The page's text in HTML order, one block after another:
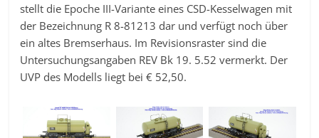
stellt die Epoche III-Variante eines CSD-Kesselwagen mit
der Bezeichnung R 8-81213 dar und verfügt noch über
ein altes Bremserhaus. Im Revisionsraster sind die
Untersuchungsangaben REV Bk 19. 5.52 vermerkt. Der
UVP des Modells liegt bei € 52,50.